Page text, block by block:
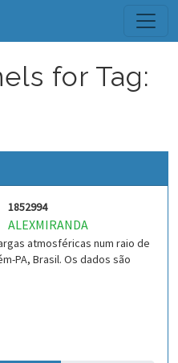
for Tag:
1852994
ALEXMIRANDA
atmosféricas num raio de
PA, Brasil. Os dados são